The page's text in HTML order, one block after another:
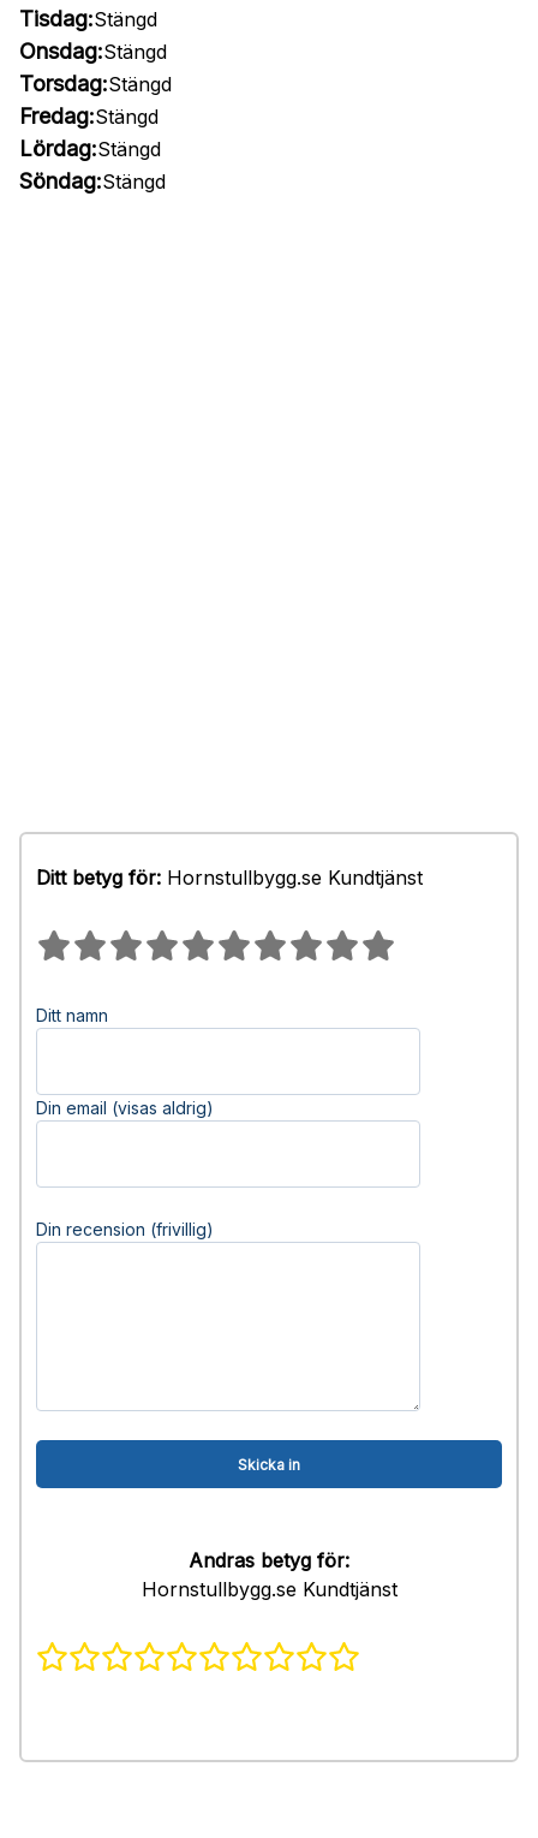
Tisdag:Stängd
Onsdag:Stängd
Torsdag:Stängd
Fredag:Stängd
Lördag:Stängd
Söndag:Stängd
Ditt betyg för: Hornstullbygg.se Kundtjänst
Ditt namn
Din email (visas aldrig)
Din recension (frivillig)
Andras betyg för:
Hornstullbygg.se Kundtjänst